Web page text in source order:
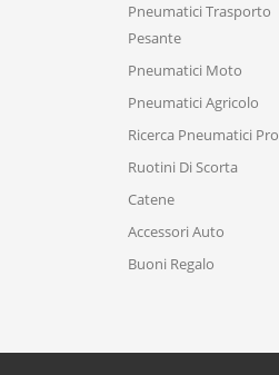
Pneumatici Trasporto
Pesante
Pneumatici Moto
Pneumatici Agricolo
Ricerca Pneumatici Pro
Ruotini Di Scorta
Catene
Accessori Auto
Buoni Regalo